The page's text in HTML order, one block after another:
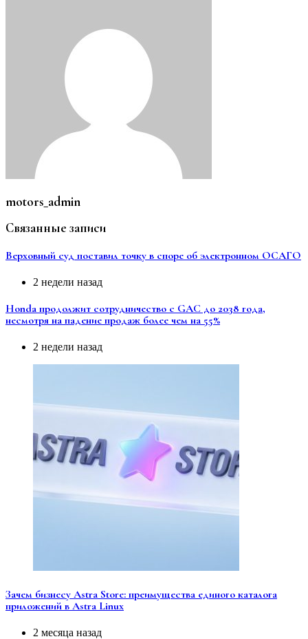
motors_admin
Связанные записи
Верховный суд поставил точку в споре об электронном ОСАГО
2 недели назад
Honda продолжит сотрудничество с GAC до 2038 года,
несмотря на падение продаж более чем на 55%
2 недели назад
Зачем бизнесу Astra Store: преимущества единого каталога
приложений в Astra Linux
2 месяца назад